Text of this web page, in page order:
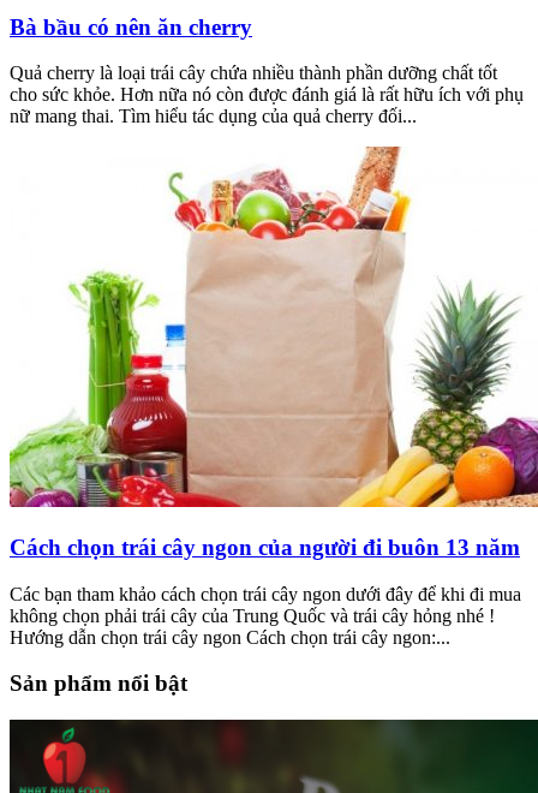
Bà bầu có nên ăn cherry
Quả cherry là loại trái cây chứa nhiều thành phần dưỡng chất tốt
cho sức khỏe. Hơn nữa nó còn được đánh giá là rất hữu ích với phụ
nữ mang thai. Tìm hiểu tác dụng của quả cherry đối...
Cách chọn trái cây ngon của người đi buôn 13 năm
Các bạn tham khảo cách chọn trái cây ngon dưới đây để khi đi mua
không chọn phải trái cây của Trung Quốc và trái cây hỏng nhé !
Hướng dẫn chọn trái cây ngon Cách chọn trái cây ngon:...
Sản phẩm nổi bật